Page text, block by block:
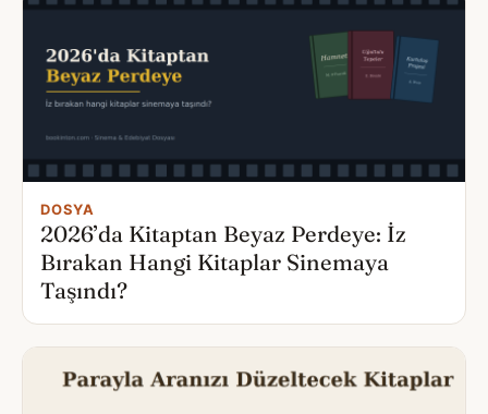
DOSYA
2026’da Kitaptan Beyaz Perdeye: İz
Bırakan Hangi Kitaplar Sinemaya
Taşındı?